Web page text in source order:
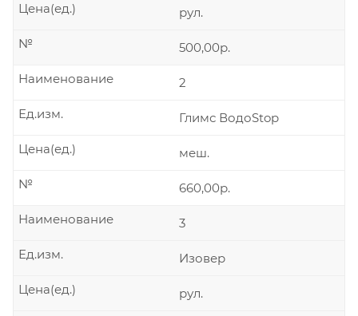
рул.
Цена(ед.)
500,00р.
№
2
Наименование
Глимс ВодоStop
Ед.изм.
меш.
Цена(ед.)
660,00р.
№
3
Наименование
Изовер
Ед.изм.
рул.
Цена(ед.)